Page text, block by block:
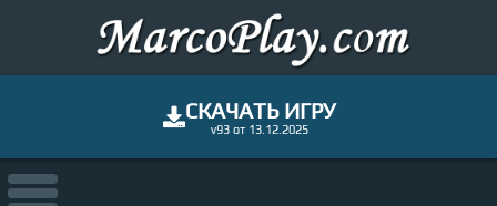
СКАЧАТЬ ИГРУ
v93 от 13.12.2025